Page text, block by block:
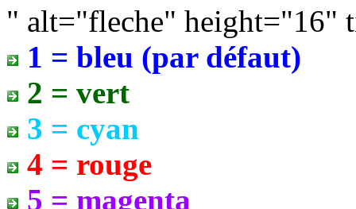
" alt="fleche" height="16"
1 = bleu (par défaut)
2 = vert
3 = cyan
4 = rouge
5 = magenta